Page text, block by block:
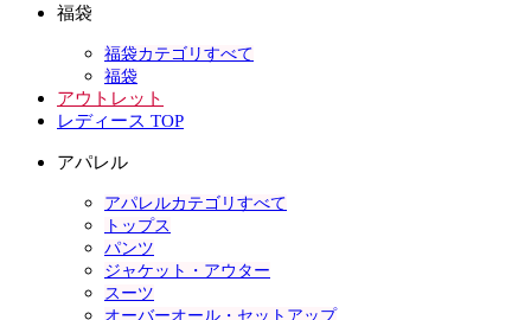
福袋
福袋カテゴリすべて
福袋
アウトレット
レディース TOP
アパレル
アパレルカテゴリすべて
トップス
パンツ
ジャケット・アウター
スーツ
オーバーオール・セットアップ